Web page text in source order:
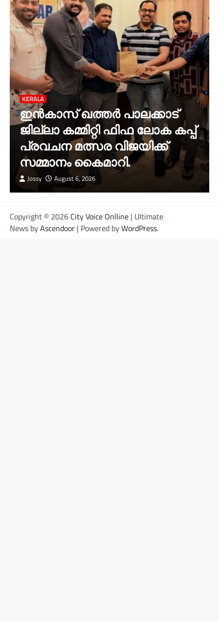
KERALA
ഇൻകാസ് ഖത്തർ പാലക്കാട്
ജില്ലാ കമ്മിറ്റി ഫിഫ ലോക കപ്പ്
പ്രവചന മത്സര വിജയിക്ക്
സമ്മാനം കൈമാറി.
Jossy August 6, 2026
Copyright © 2026 City Voice Onlline | Ultimate
News byAscendoor | Powered byWordPress.